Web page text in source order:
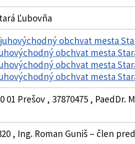
Ľubovňa
obchvat mesta
obchvat mesta
obchvat mesta
obchvat mesta
Prešov , 37870475 , PaedDr.
, Ing. Roman Guniš – člen